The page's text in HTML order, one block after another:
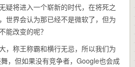
疑将进入一个崭新的时代，在将死之
世界会认为那已经不是微软了，但为
能改变的呢？
，称王称霸和横行无忌，所以我们为
，但如果没有竞争者，Google也会成